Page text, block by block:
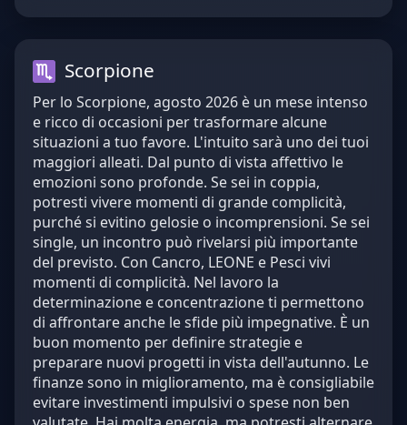
Scorpione
Per lo Scorpione, agosto 2026 è un mese intenso
e ricco di occasioni per trasformare alcune
situazioni a tuo favore. L'intuito sarà uno dei tuoi
maggiori alleati. Dal punto di vista affettivo le
emozioni sono profonde. Se sei in coppia,
potresti vivere momenti di grande complicità,
purché si evitino gelosie o incomprensioni. Se sei
single, un incontro può rivelarsi più importante
del previsto. Con Cancro, LEONE e Pesci vivi
momenti di complicità. Nel lavoro la
determinazione e concentrazione ti permettono
di affrontare anche le sfide più impegnative. È un
buon momento per definire strategie e
preparare nuovi progetti in vista dell'autunno. Le
finanze sono in miglioramento, ma è consigliabile
evitare investimenti impulsivi o spese non ben